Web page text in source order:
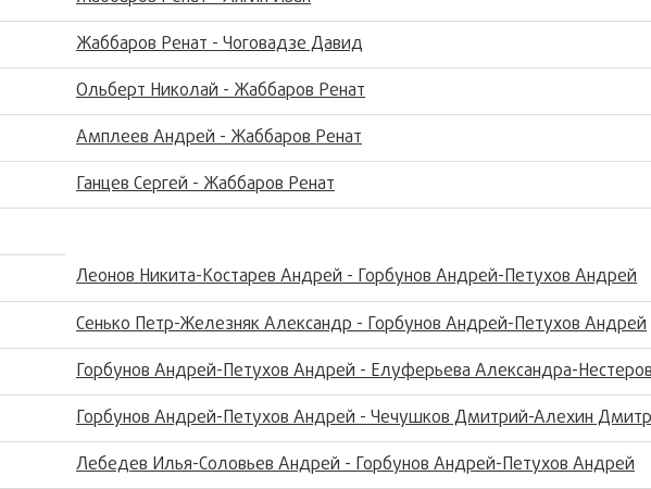
Жаббаров Ренат - Чоговадзе Давид
Ольберт Николай - Жаббаров Ренат
Амплеев Андрей - Жаббаров Ренат
Ганцев Сергей - Жаббаров Ренат
Леонов Никита-Костарев Андрей - Горбунов Андрей-Петухов Андрей
Сенько Петр-Железняк Александр - Горбунов Андрей-Петухов Андрей
Горбунов Андрей-Петухов Андрей - Елуферьева Александра-
Горбунов Андрей-Петухов Андрей - Чечушков Дмитрий-Алехин
Лебедев Илья-Соловьев Андрей - Горбунов Андрей-Петухов Андрей